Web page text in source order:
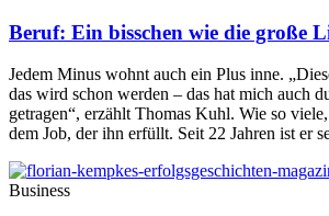
Beruf: Ein bisschen wie die große
Jedem Minus wohnt auch ein Plus inne.
das wird schon werden – das hat mich auch
getragen“, erzählt Thomas Kuhl. Wie so
dem Job, der ihn erfüllt. Seit 22 Jahren ist er
Business